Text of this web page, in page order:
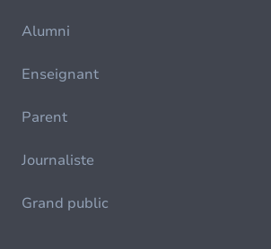
Alumni
Enseignant
Parent
Journaliste
Grand public